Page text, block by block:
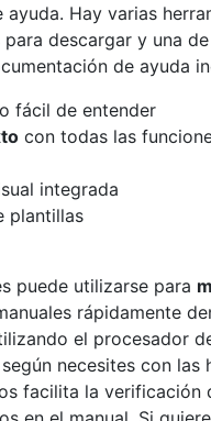
Hay varias
descargar y una
de ayuda
fácil de entender
con todas las
integrada
plantillas
puede utilizarse para
rápidamente
el procesador
necesites con las
facilita la verificación